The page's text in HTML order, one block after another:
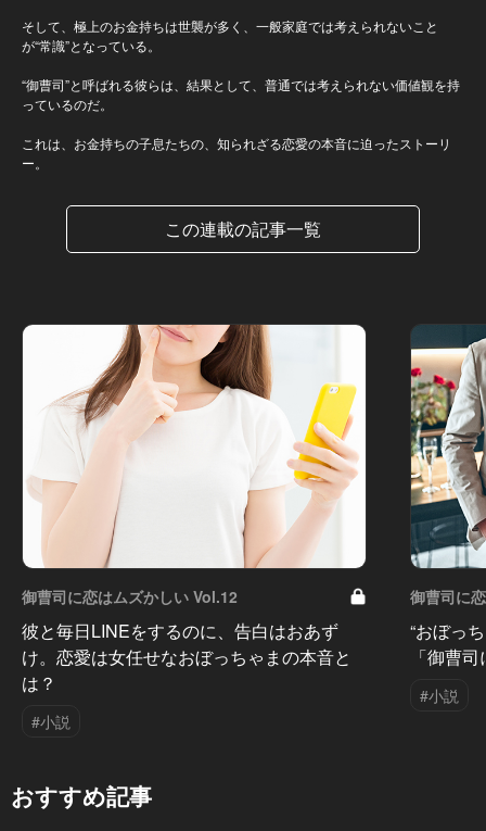
そして、極上のお金持ちは世襲が多く、一般家庭では考えられないこと
が“常識”となっている。
“御曹司”と呼ばれる彼らは、結果として、普通では考えられない価値観を持
っているのだ。
これは、お金持ちの子息たちの、知られざる恋愛の本音に迫ったストーリ
ー。
この連載の記事一覧
御曹司に恋はムズかしい Vol.12
彼と毎日LINEをするのに、告白はおあず
け。恋愛は女任せなおぼっちゃまの本音と
は？
#小説
御曹司に
“おぼっ
「御曹
#小説
おすすめ記事